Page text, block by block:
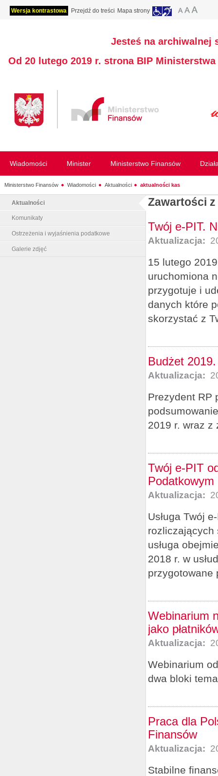
Wersja kontrastowa Przejdź do treści Mapa strony
Jesteś na archiwalnej
Od 20 lutego 2019 r. strona BIP
Wiadomości Minister Ministerstwo Finansów
Ministerstwo Finansów Wiadomości Aktualności aktualności kas
Aktualności
Komunikaty
Ostrzeżenia i wyjaśnienia podatkowe
Galerie zdjęć
Zawartości
Twój e-PIT.
Aktualizacja:
15 lutego
uruchomiona
przygotuje i
danych które
skorzystać z
Budżet
Aktualizacja:
Prezydent RP
2019 r. wraz z
Twój e-PIT
Podatkowym
Aktualizacja:
Usługa Twój
rozliczających
usługa
2018 r. w
przygotowane
Webinarium
jako
Aktualizacja:
Webinarium
dwa bloki
Praca dla
Finansów
Aktualizacja:
Stabilne